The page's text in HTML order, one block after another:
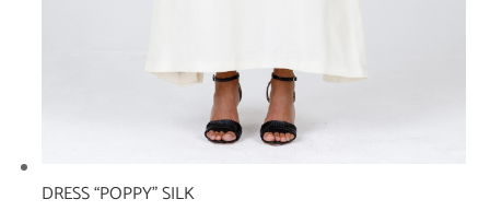
DRESS “POPPY” SILK